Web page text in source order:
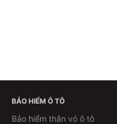
BẢO HIỂM Ô TÔ
Bảo hiểm thân vỏ ô tô